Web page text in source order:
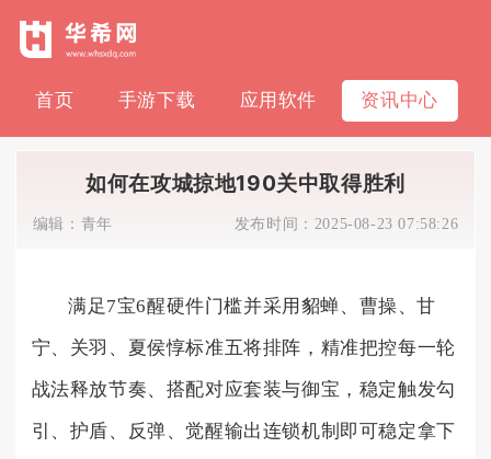
首页 手游下载 应用软件 资讯中心
如何在攻城掠地190关中取得胜利
编辑： 青年 发布时间： 2025-08-23 07:58:26
满足7宝6醒硬件门槛并采用貂蝉、曹操、甘
宁、关羽、夏侯惇标准五将排阵，精准把控每一轮
战法释放节奏、搭配对应套装与御宝，稳定触发勾
引、护盾、反弹、觉醒输出连锁机制即可稳定拿下